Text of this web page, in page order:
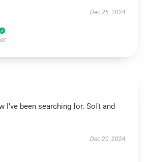
Dec 25, 2024
I’ve been searching for. Soft and
Dec 20, 2024